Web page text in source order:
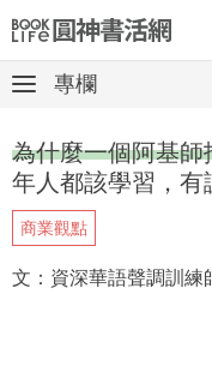
Netflix話題章魚小說！
專欄
為什麼一個阿基
年人都該學習，有
商業觀點
文：資深華語聲調訓